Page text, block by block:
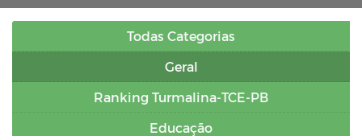
Todas Categorias
Geral
Ranking Turmalina-TCE-PB
Educação